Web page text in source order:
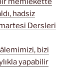
hadsiz
Dersleri
âlemimizi, bizi
yapabilir